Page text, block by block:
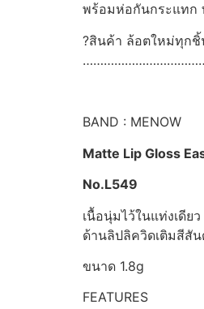
พร้อมห่อกันกระแทก
?สินค้า ล้อตใหม่ทุกชิ้
BAND : MENOW
Matte Lip Gloss
No.L549
เนื้อนุ่มไว้ในแท่งเดี
ด้านลิปลิควิดเติมสีสั
ขนาด 1.8g
FEATURES